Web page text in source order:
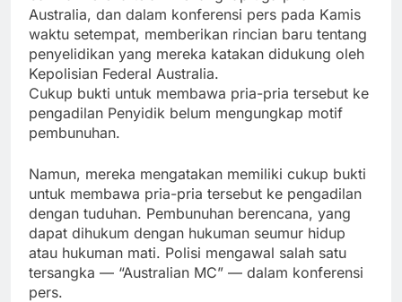
Australia, dan dalam konferensi pers pada Kamis
waktu setempat, memberikan rincian baru tentang
penyelidikan yang mereka katakan didukung oleh
Kepolisian Federal Australia.
Cukup bukti untuk membawa pria-pria tersebut ke
pengadilan Penyidik belum mengungkap motif
pembunuhan.
Namun, mereka mengatakan memiliki cukup bukti
untuk membawa pria-pria tersebut ke pengadilan
dengan tuduhan. Pembunuhan berencana, yang
dapat dihukum dengan hukuman seumur hidup
atau hukuman mati. Polisi mengawal salah satu
tersangka — “Australian MC” — dalam konferensi
pers.